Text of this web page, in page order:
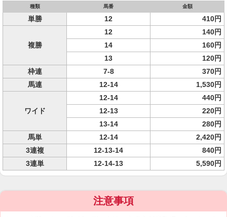
種類 馬番 金額
単勝 12 410円
複勝
12
140円
14
160円
13
120円
枠連
7-8
370円
馬連
12-14 1,530円
ワイド
12-14
440円
12-13
220円
13-14
280円
馬単
12-14
2,420円
3連複
12-13-14
840円
3連単
12-14-13 5,590円
注意事項